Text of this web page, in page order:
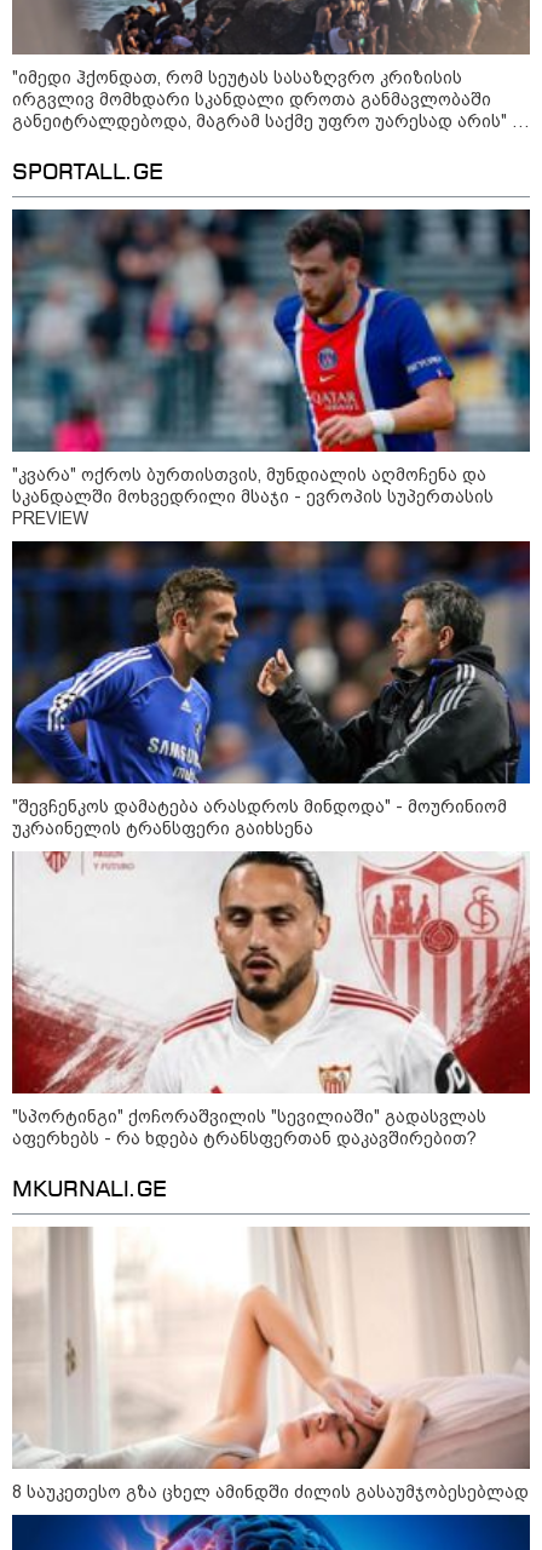
Volvo 365 - ერთი წელი
ავტომობილის ფლობასთან
დაკავშირებული ძირითადი
ხარჯების გარეშე
კატეგორიის ყველა სიახლე
კატეგორიები
10
აგვისტო
დღის ზოგადი
ასტროლოგიური
პროგნოზი
ეს დღე ხელსაყრელია ახალი კვირის დაგეგმვისა და
პრიორიტეტების განსაზღვრისთვის. გონება განსაკუთრებით
მკაფიოდ მუშაობს, რაც დაგეხმარებათ, რთულ ამოცანებს
მარტივი და პრაქტიკული გადაწყვეტა მოუძებნოთ. ეცადეთ,
ენერგია კონკრეტულ საქმეებზე მიმართოთ და თავი
აარიდოთ უსარგებლო კამათს.
სწორად: ზომები, ტიპები და
უსაფრთხოების სტანდარტები
როგორ ავიცილოთ თავიდან
მუდმივი ქაოსი სახლში:
დასახელდა მთავარი მიზეზი,
რატომ არის უწესრიგობა
ყოველდღიური დალაგების
მიუხედავად
ამ ზოდიაქოს ნიშნების ცხოვრება
ძალიან მალე 180 გრადუსით
შეტრიალდება
"იმედი ჰქონდათ, რომ სეუტას სასაზღვრო კრიზისის
ირგვლივ მომხდარი სკანდალი დროთა განმავლობაში
განეიტრალდებოდა, მაგრამ საქმე უფრო უარესად არის" -
SPORTALL.GE
"კვარა" ოქროს ბურთისთვის, მუნდიალის აღმოჩენა და
სკანდალში მოხვედრილი მსაჯი - ევროპის სუპერთასის
PREVIEW
"შევჩენკოს დამატება არასდროს მინდოდა" - მოურინიომ
უკრაინელის ტრანსფერი გაიხსენა
"სპორტინგი" ქოჩორაშვილის "სევილიაში" გადასვლას
აფერხებს - რა ხდება ტრანსფერთან დაკავშირებით?
MKURNALI.GE
8 საუკეთესო გზა ცხელ ამინდში ძილის გასაუმჯობესებლად